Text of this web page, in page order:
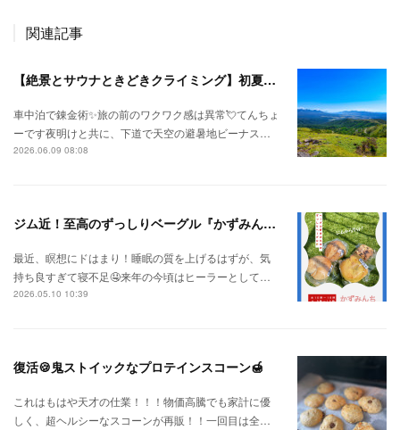
関連記事
【絶景とサウナときどきクライミング】初夏の信州ひとり旅⛅
車中泊で錬金術✨旅の前のワクワク感は異常💘てんちょ
ーです夜明けと共に、下道で天空の避暑地ビーナス…
2026.06.09 08:08
ジム近！至高のずっしりベーグル『かずみんち』
最近、瞑想にドはまり！睡眠の質を上げるはずが、気
持ち良すぎて寝不足🤤来年の今頃はヒーラーとして…
2026.05.10 10:39
復活🍪鬼ストイックなプロテインスコーン🍯
これはもはや天才の仕業！！！物価高騰でも家計に優
しく、超ヘルシーなスコーンが再販！！一回目は全…